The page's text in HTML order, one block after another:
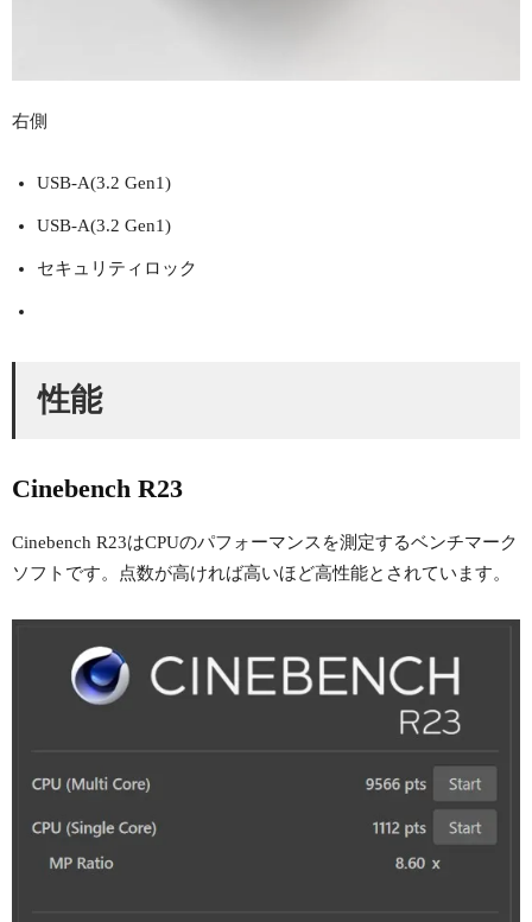
右側
USB-A(3.2 Gen1)
USB-A(3.2 Gen1)
セキュリティロック
性能
Cinebench R23
Cinebench R23はCPUのパフォーマンスを測定するベンチマーク
ソフトです。点数が高ければ高いほど高性能とされています。